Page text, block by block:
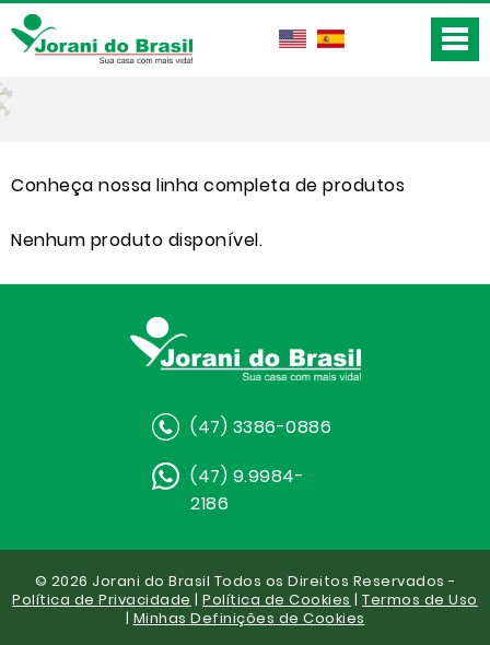
Conheça nossa linha completa de produtos
Nenhum produto disponível.
(47) 3386-0886
(47) 9.9984-
2186
© 2026 Jorani do Brasil Todos os Direitos Reservados -
Política de Privacidade |Política de Cookies |Termos de Uso
| Minhas Definições de Cookies